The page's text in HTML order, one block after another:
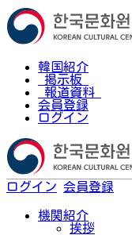
韓国紹介
掲示板
報道資料
会員登録
ログイン
ログイン 会員登録
機関紹介
挨拶